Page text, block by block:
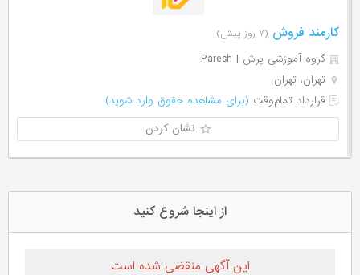
کارمند فروش (۷ روز پیش)
گروه آموزشی پرش | Paresh
تهران، تهران
قرارداد تمام‌وقت (برای مشاهده حقوق وارد شوید)
نشان کردن
از اینجا شروع کنید
این آگهی منقضی شده است